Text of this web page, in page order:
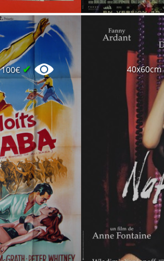
100€ ✔ 40x60cm